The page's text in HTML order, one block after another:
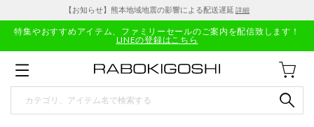
【お知らせ】熊本地域地震の影響による配送遅延 詳細
特集やおすすめアイテム、ファミリーセールのご案内を配信致します！
LINEの登録はこちら